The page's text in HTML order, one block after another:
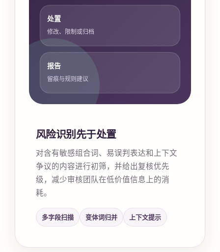
处置
修改、限制或归档
报告
留痕与规则建议
风险识别先于处置
对含有敏感组合词、易误判表达和上下文
争议的内容进行初筛，并给出复核优先
级，减少审核团队在低价值信息上的消
耗。
多字段扫描 变体词归并 上下文提示